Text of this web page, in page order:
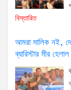
বিস্তারিত
আমরা মালিক নই,
ব্যারিস্টার মীর হেলাল